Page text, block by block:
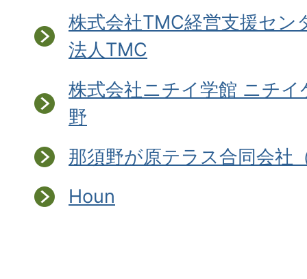
株式会社TMC経営支援セン
法人TMC
株式会社ニチイ学館 ニチ
野
那須野が原テラス合同会社
Houn